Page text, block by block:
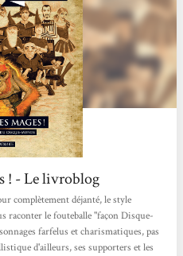
! - Le livroblog
complètement déjanté, le style
le fouteballe "façon Disque-
farfelus et charismatiques, pas
d'ailleurs, ses supporters et les